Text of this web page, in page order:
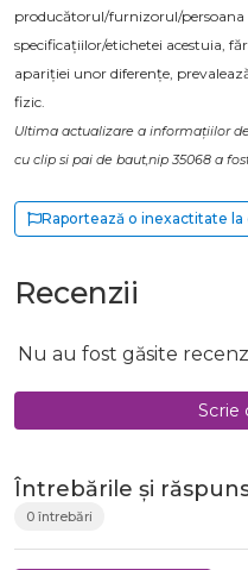
producătorul/furnizorul/persoana
specificațiilor/etichetei acestuia,
apariției unor diferențe,
fizic.
Ultima actualizare a informațiilor
cu clip si pai de baut,nip 35068 a
Raportează o inexactitate la
Recenzii
Nu au fost găsite
Scrie
Întrebările și
0 întrebări